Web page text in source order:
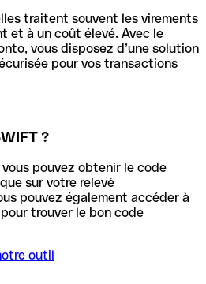
traitent souvent les virements
et à un coût élevé. Avec le
vous disposez d’une solution
pour vos transactions
?
pouvez obtenir le code
sur votre relevé
pouvez également accéder à
trouver le bon code
outil